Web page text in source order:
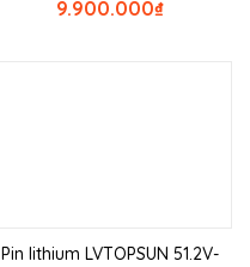
₫
9.900.000
Pin lithium LVTOPSUN 51.2V-